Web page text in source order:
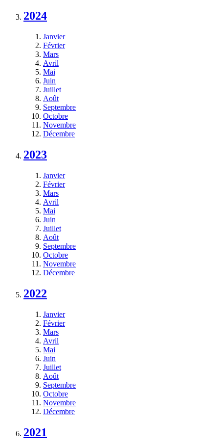
2024
Janvier
Février
Mars
Avril
Mai
Juin
Juillet
Août
Septembre
Octobre
Novembre
Décembre
2023
Janvier
Février
Mars
Avril
Mai
Juin
Juillet
Août
Septembre
Octobre
Novembre
Décembre
2022
Janvier
Février
Mars
Avril
Mai
Juin
Juillet
Août
Septembre
Octobre
Novembre
Décembre
2021